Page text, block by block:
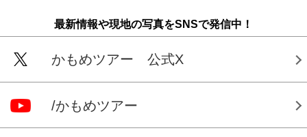
最新情報や現地の写真をSNSで発信中！
かもめツアー 公式X
/かもめツアー